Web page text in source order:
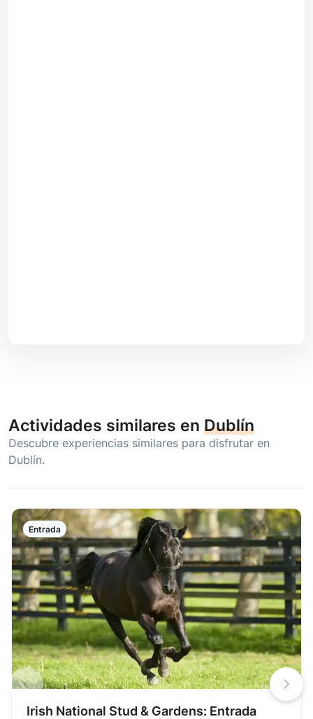
Actividades similares en Dublín
Descubre experiencias similares para disfrutar en
Dublín.
Entrada
Irish National Stud & Gardens: Entrada